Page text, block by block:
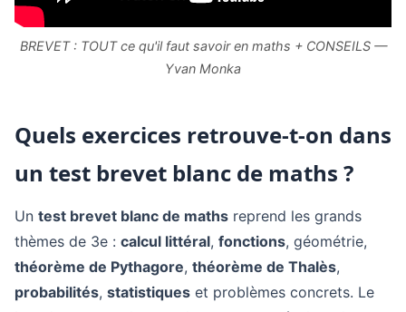
BREVET : TOUT ce qu'il faut savoir en maths + CONSEILS —
Yvan Monka
Quels exercices retrouve-t-on dans
un test brevet blanc de maths ?
Un test brevet blanc de maths reprend les grands
thèmes de 3e : calcul littéral, fonctions, géométrie,
théorème de Pythagore, théorème de Thalès,
probabilités, statistiques et problèmes concrets. Le